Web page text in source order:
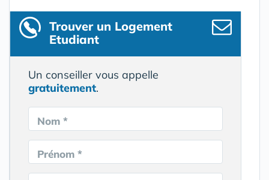
Trouver un Logement
Etudiant
Un conseiller vous appelle
gratuitement.
Nom *
Prénom *